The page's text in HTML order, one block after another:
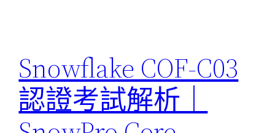
Snowflake COF-C03
認證考試解析｜